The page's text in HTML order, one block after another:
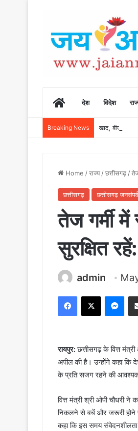
Homeदेश विदेश
Breaking News खाद, बीज और
Home /राज्य/छत्तीसगढ़/
छत्तीसगढ़ छत्तीसगढ़
तेज गर्मी में
सुरक्षित
admin
Facebook
X
रायपुर:छत्तीसगढ़ के वित्त मंत्री
अपील की है। उन्होंने कहा कि
के प्रति सजग रहने की
वित्त मंत्री श्री ओपी चौधरी
निकलने से बचें और जरूरी होने
कहा कि इस समय संवेदनशीलता